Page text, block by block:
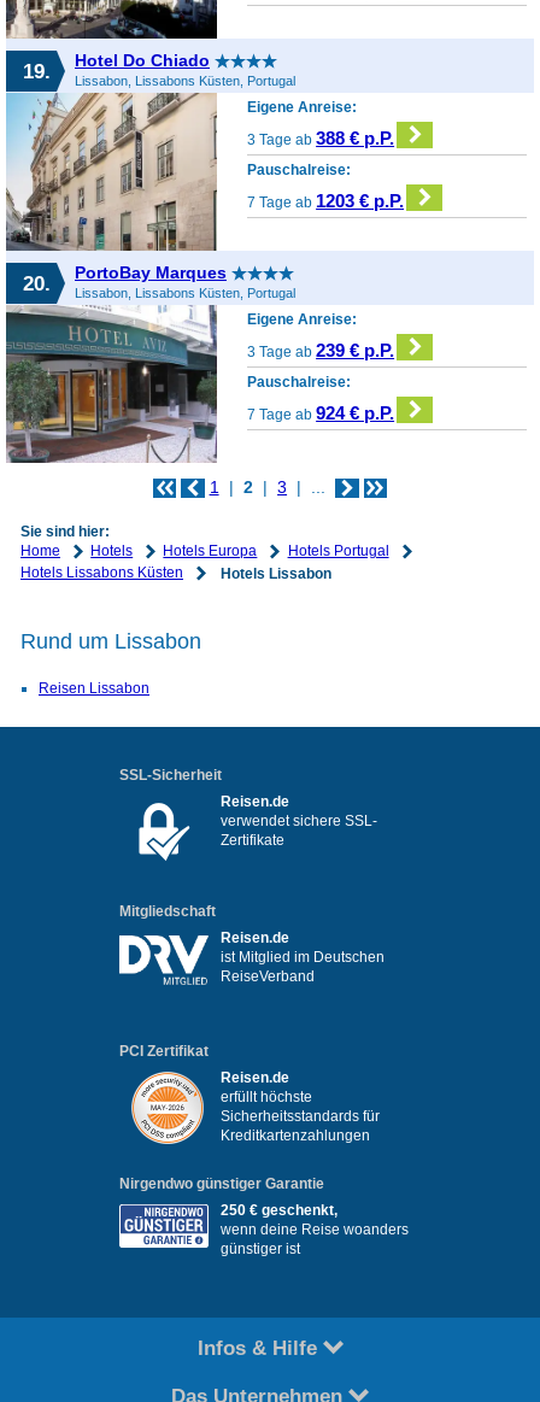
19. Hotel Do Chiado
Lissabon, Lissabons Küsten, Portugal
Eigene Anreise:
3 Tage ab388 € p.P.
Pauschalreise:
7 Tage ab 1203 € p.P.
20. PortoBay Marques
Lissabon, Lissabons Küsten, Portugal
Eigene Anreise:
3 Tage ab239 € p.P.
Pauschalreise:
7 Tage ab924 € p.P.
1 2 3 ...
Sie sind hier:
Home
Hotels Hotels Europa
Hotels Portugal
Hotels Lissabons Küsten
Hotels Lissabon
Rund um Lissabon
Reisen Lissabon
SSL-Sicherheit
Reisen.de
verwendet sichere SSL-
Zertifikate
Mitgliedschaft
Reisen.de
ist Mitglied im Deutschen
ReiseVerband
PCI Zertifikat
Reisen.de
erfüllt höchste
Sicherheitsstandards für
Kreditkartenzahlungen
Nirgendwo günstiger Garantie
250 € geschenkt,
wenn deine Reise woanders
günstiger ist
Infos & Hilfe
Das Unternehmen